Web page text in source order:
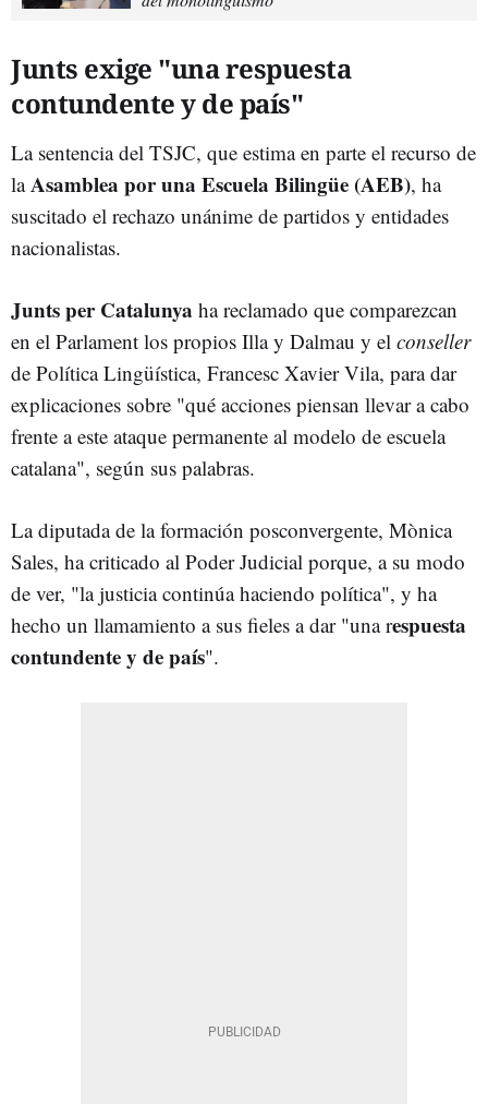
Junts exige "una respuesta
contundente y de país"
La sentencia del TSJC, que estima en parte el recurso de
laAsamblea por una Escuela Bilingüe (AEB), ha
suscitado el rechazo unánime de partidos y entidades
nacionalistas.
Junts per Catalunya ha reclamado que comparezcan
en el Parlament los propios Illa y Dalmau y el conseller
de Política Lingüística, Francesc Xavier Vila, para dar
explicaciones sobre "qué acciones piensan llevar a cabo
frente a este ataque permanente al modelo de escuela
catalana", según sus palabras.
La diputada de la formación posconvergente, Mònica
Sales, ha criticado al Poder Judicial porque, a su modo
de ver, "la justicia continúa haciendo política", y ha
hecho un llamamiento a sus fieles a dar "una respuesta
contundente y de país".